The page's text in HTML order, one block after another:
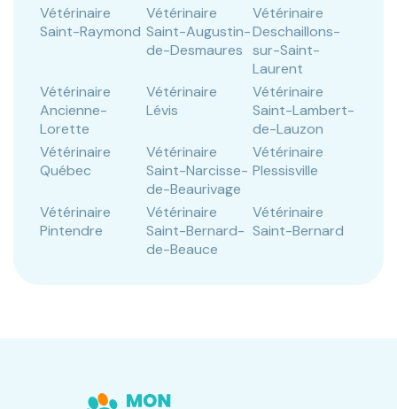
Vétérinaire
Saint-Raymond
Vétérinaire
Saint-Augustin-
de-Desmaures
Vétérinaire
Deschaillons-
sur-Saint-
Laurent
Vétérinaire
Ancienne-
Lorette
Vétérinaire
Lévis
Vétérinaire
Saint-Lambert-
de-Lauzon
Vétérinaire
Québec
Vétérinaire
Saint-Narcisse-
de-Beaurivage
Vétérinaire
Plessisville
Vétérinaire
Pintendre
Vétérinaire
Saint-Bernard-
de-Beauce
Vétérinaire
Saint-Bernard